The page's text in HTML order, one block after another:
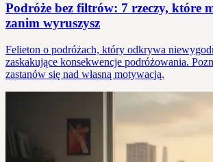
Podróże bez filtrów: 7 rzeczy, które
zanim wyruszysz
Felieton o podróżach, który odkrywa
zaskakujące konsekwencje podróżowania.
zastanów się nad własną motywacją.